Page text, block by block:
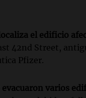
el edificio
42nd Street,
Pfizer.
evacuaron varios